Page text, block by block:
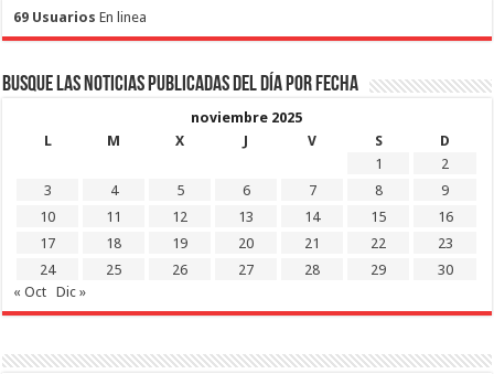
69 Usuarios En linea
Busque las noticias publicadas del día por fecha
noviembre 2025
L
M X J V S
D
1
2
3
4 5 6 7 8
9
10
11 12 13 14 15
16
17
18 19 20 21 22
23
24
25 26 27 28 29
30
« Oct
Dic »